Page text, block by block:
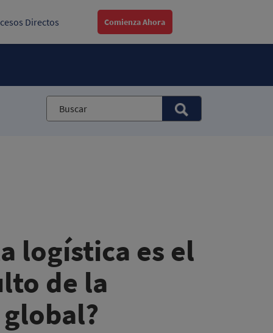
Directos Comienza Ahora
logística es el
de la